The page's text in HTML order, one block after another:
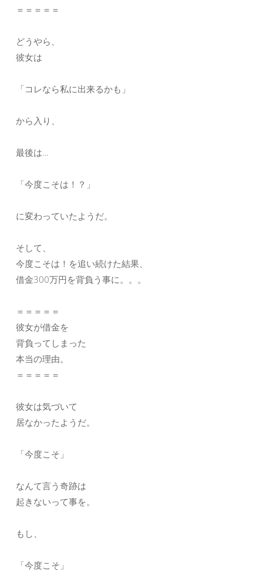
＝＝＝＝＝
どうやら、
彼女は
「コレなら私に出来るかも」
から入り、
最後は…
「今度こそは！？」
に変わっていたようだ。
そして、
今度こそは！を追い続けた結果、
借金300万円を背負う事に。。。
＝＝＝＝＝
彼女が借金を
背負ってしまった
本当の理由。
＝＝＝＝＝
彼女は気づいて
居なかったようだ。
「今度こそ」
なんて言う奇跡は
起きないって事を。
もし、
「今度こそ」